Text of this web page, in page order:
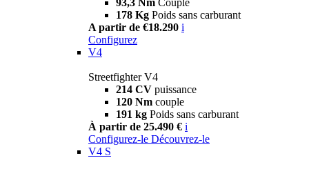
178 Kg Poids sans carburant
A partir de €18.290 i
Configurez
V4
Streetfighter V4
214 CV puissance
120 Nm couple
191 kg Poids sans carburant
À partir de 25.490 € i
Configurez-le Découvrez-le
V4 S